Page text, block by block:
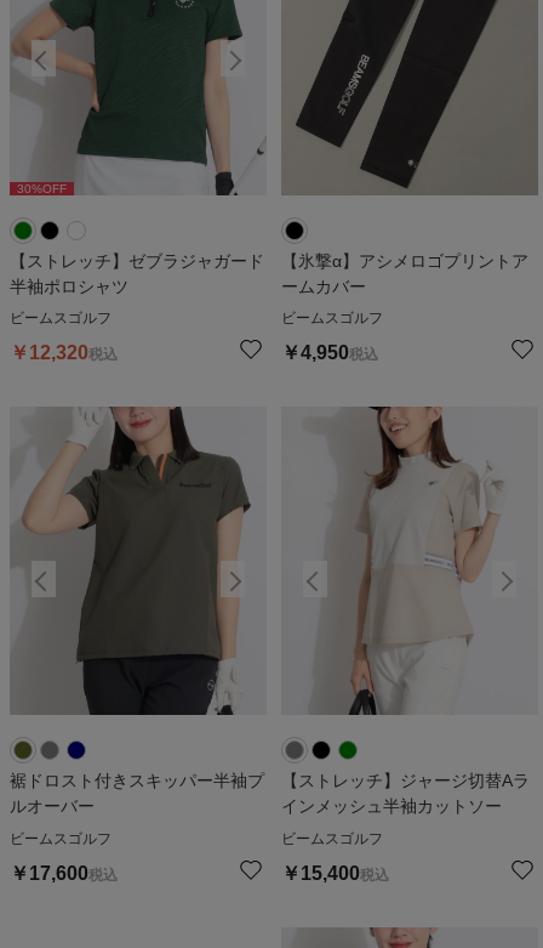
30%OFF
【ストレッチ】ゼブラジャガード
半袖ポロシャツ
ビームスゴルフ
￥ 12,320税込
【氷撃α】アシメロゴプリントア
ームカバー
ビームスゴルフ
￥4,950税込
裾ドロスト付きスキッパー半袖プ
ルオーバー
ビームスゴルフ
￥ 17,600税込
【ストレッチ】ジャージ切替Aラ
インメッシュ半袖カットソー
ビームスゴルフ
￥ 15,400税込